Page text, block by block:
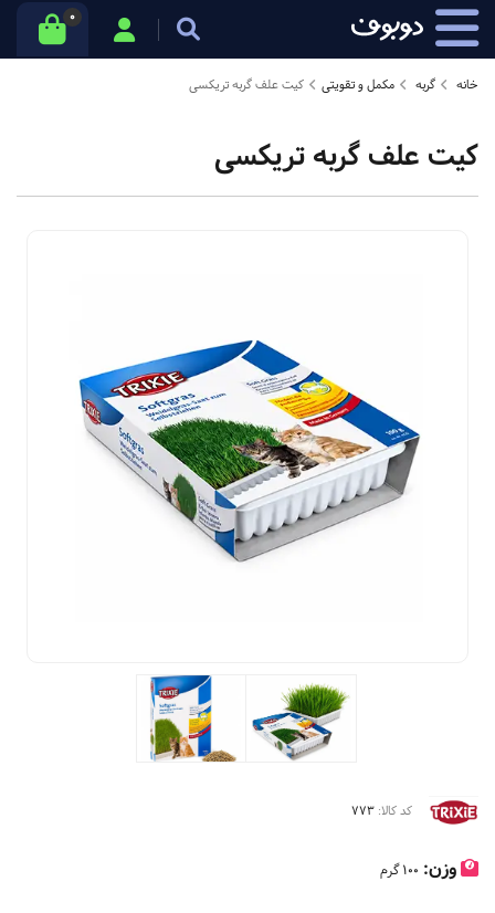
0
خانه گربه مکمل و تقویتی کیت علف گربه تریکسی
کیت علف گربه تریکسی
کد کالا:
وزن: 100 گرم